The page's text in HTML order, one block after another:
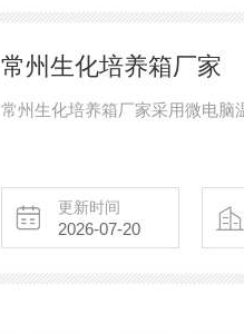
常州生化培养箱厂家
常州生化培养箱厂家采用微电脑
更新时间
2026-07-20